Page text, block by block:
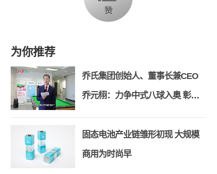
为你推荐
乔氏集团创始人、董事长兼CEO
乔元栩：力争中式八球入奥 彰显
和合共生精神
固态电池产业链雏形初现 大规模
商用为时尚早